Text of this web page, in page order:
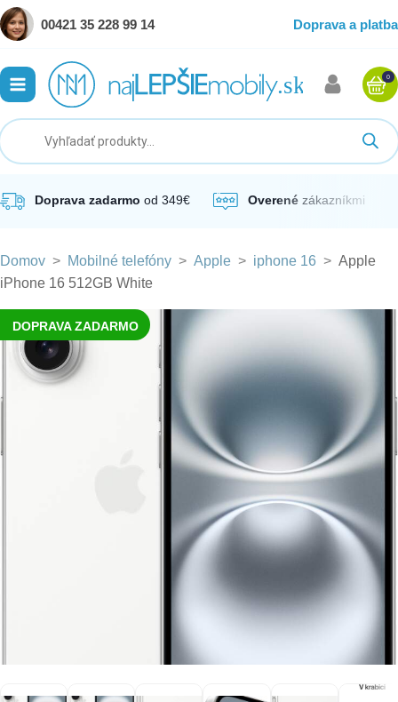
00421 35 228 99 14 Doprava a platba
0
Doprava zadarmo od 349€ Overené zákazníkmi
Domov > Mobilné telefóny > Apple > iphone 16 > Apple
iPhone 16 512GB White
DOPRAVA ZADARMO